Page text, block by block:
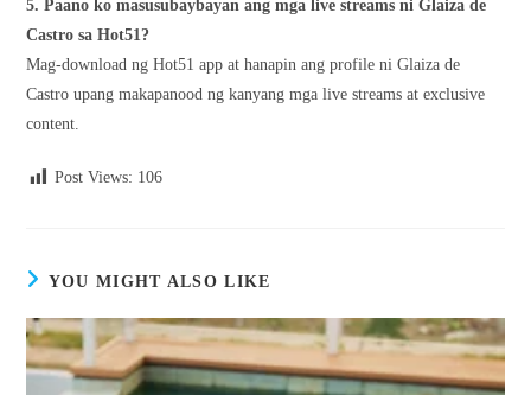
5. Paano ko masusubaybayan ang mga live streams ni Glaiza de
Castro sa Hot51?
Mag-download ng Hot51 app at hanapin ang profile ni Glaiza de
Castro upang makapanood ng kanyang mga live streams at exclusive
content.
Post Views: 106
YOU MIGHT ALSO LIKE